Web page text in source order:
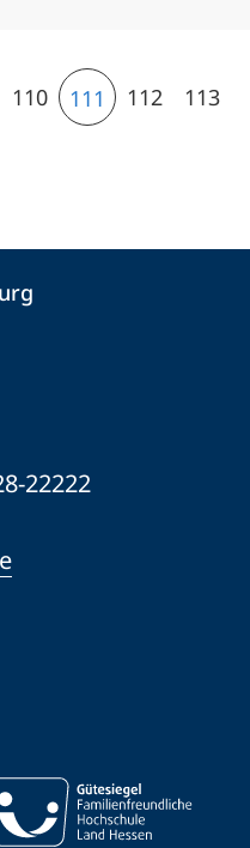
110 111 112
113
22222